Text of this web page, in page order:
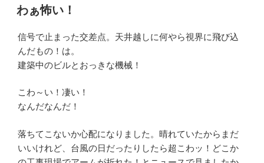
稿
日:
わぁ怖い！
信号で止まった交差点。天井越しに何やら視界に飛び込
んだもの！は。
建築中のビルとおっきな機械！
こわ～い！凄い！
なんだなんだ！
落ちてこないか心配になりました。晴れていたからまだ
いいけれど、台風の日だったりしたら超こわッ！どこか